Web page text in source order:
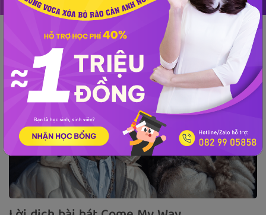
Từ vựng Ngữ pháp Mẫu câu Học phát âm Luyện viết
Phương pháp - kinh nghiệm
Lời dịch